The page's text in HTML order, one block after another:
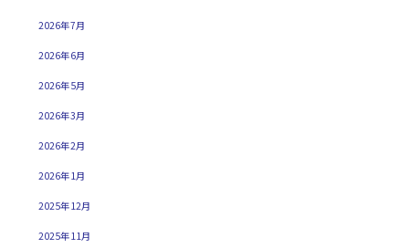
2026年7月
2026年6月
2026年5月
2026年3月
2026年2月
2026年1月
2025年12月
2025年11月